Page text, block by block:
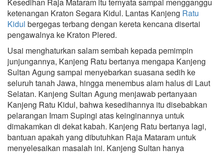
ketenangan Kraton Segara Kidul. Lantas Kanjeng Ratu
Kidul bergegas terbang dengan kereta kencana disertai
pengawalnya ke Kraton Plered.
Usai menghaturkan salam sembah kepada pemimpin
junjungannya, Kanjeng Ratu bertanya mengapa Kanjeng
Sultan Agung sampai menyebarkan suasana sedih ke
seluruh tanah Jawa, hingga menembus alam halus di Laut
Selatan. Kanjeng Sultan Agung menjawab pertanyaan
Kanjeng Ratu Kidul, bahwa kesedihannya itu disebabkan
pelarangan Imam Supingi atas keinginannya untuk
dimakamkan di dekat kabah. Kanjeng Ratu bertanya lagi,
bantuan apakah yang dibutuhkan Raja Mataram untuk
menyelesaikan masalah ini. Kanjeng Sultan hanya